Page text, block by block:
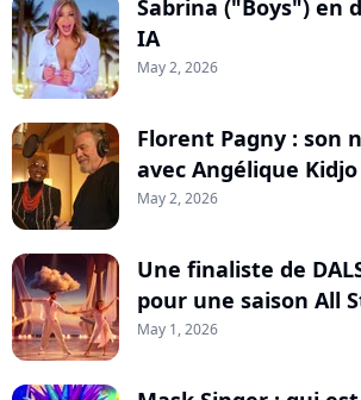
Sabrina ("Boys") en
IA
May 2, 2026
Florent Pagny : son
avec Angélique Kidjo
May 2, 2026
Une finaliste de
pour une saison All
May 1, 2026